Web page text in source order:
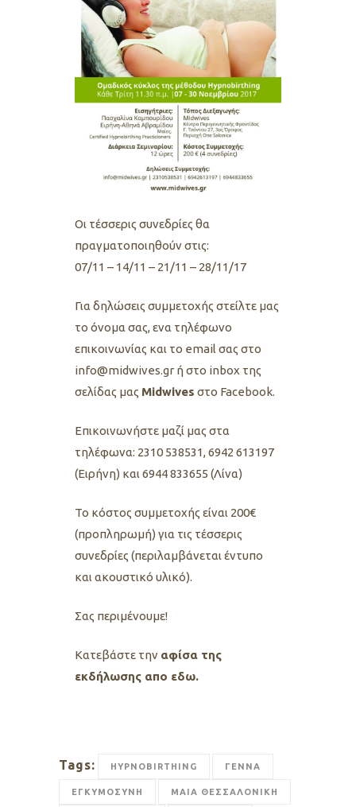
Οι τέσσερις συνεδρίες θα
πραγματοποιηθούν στις:
07/11 – 14/11 – 21/11 – 28/11/17
Για δηλώσεις συμμετοχής στείλτε μας
το όνομα σας, ενα τηλέφωνο
επικοινωνίας και το email σας στο
info@midwives.gr ή στο inbox της
σελίδας μας Midwives στο Facebook.
Eπικοινωνήστε μαζί μας στα
τηλέφωνα: 2310 538531, 6942 613197
(Ειρήνη) και 6944 833655 (Λίνα)
Το κόστος συμμετοχής είναι 200€
(προπληρωμή) για τις τέσσερις
συνεδρίες (περιλαμβάνεται έντυπο
και ακουστικό υλικό).
Σας περιμένουμε!
Κατεβάστε την αφίσα της
εκδήλωσης απο εδω.
Tags: HYPNOBIRTHING ΓΕΝΝΑ
ΕΓΚΥΜΟΣΥΝΗ ΜΑΙΑ ΘΕΣΣΑΛΟΝΙΚΗ